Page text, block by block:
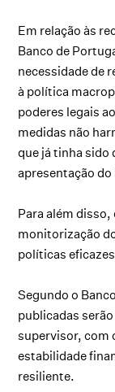
Em relação às
Banco de
necessidade de
à política
poderes legais
medidas não
que já tinha sido
apresentação
Para além
monitorização
políticas
Segundo o
publicadas
supervisor, com
estabilidade
resiliente.